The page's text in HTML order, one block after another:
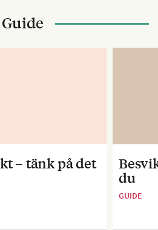
Guide
– tänk på det
du
GUIDE